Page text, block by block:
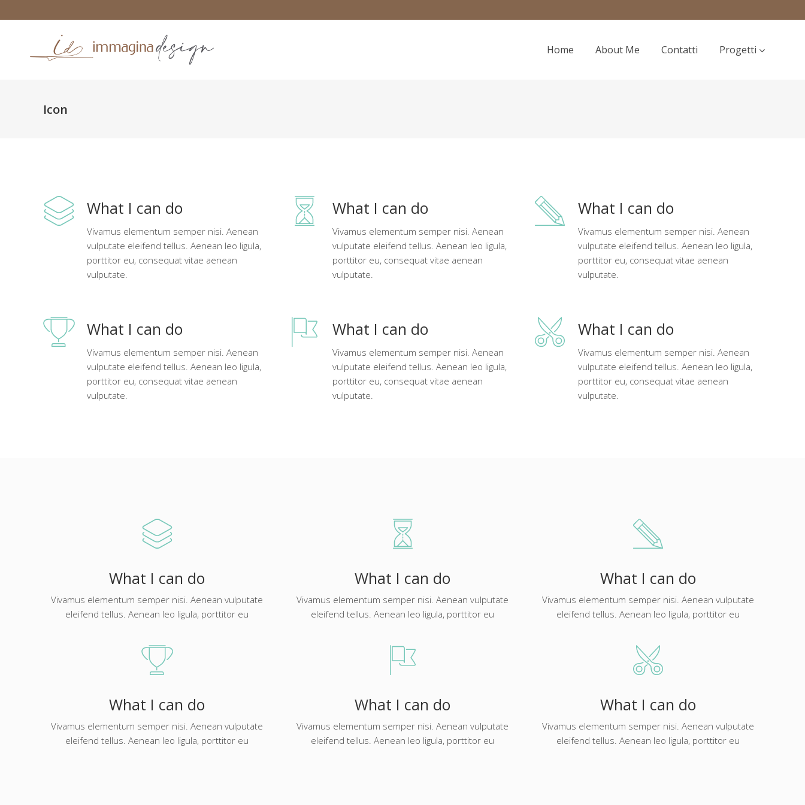
Home About Me Contatti Progetti
Icon
What I can do
Vivamus elementum semper nisi. Aenean
vulputate eleifend tellus. Aenean leo ligula,
porttitor eu, consequat vitae aenean
vulputate.
What I can do
Vivamus elementum semper nisi. Aenean
vulputate eleifend tellus. Aenean leo ligula,
porttitor eu, consequat vitae aenean
vulputate.
What I can do
Vivamus elementum semper nisi. Aenean
vulputate eleifend tellus. Aenean leo ligula,
porttitor eu, consequat vitae aenean
vulputate.
What I can do
Vivamus elementum semper nisi. Aenean
vulputate eleifend tellus. Aenean leo ligula,
porttitor eu, consequat vitae aenean
vulputate.
What I can do
Vivamus elementum semper nisi. Aenean
vulputate eleifend tellus. Aenean leo ligula,
porttitor eu, consequat vitae aenean
vulputate.
What I can do
Vivamus elementum semper nisi. Aenean
vulputate eleifend tellus. Aenean leo ligula,
porttitor eu, consequat vitae aenean
vulputate.
What I can do
Vivamus elementum semper nisi. Aenean vulputate
eleifend tellus. Aenean leo ligula, porttitor eu
What I can do
Vivamus elementum semper nisi. Aenean vulputate
eleifend tellus. Aenean leo ligula, porttitor eu
What I can do
Vivamus elementum semper nisi. Aenean vulputate
eleifend tellus. Aenean leo ligula, porttitor eu
What I can do
Vivamus elementum semper nisi. Aenean vulputate
eleifend tellus. Aenean leo ligula, porttitor eu
What I can do
Vivamus elementum semper nisi. Aenean vulputate
eleifend tellus. Aenean leo ligula, porttitor eu
What I can do
Vivamus elementum semper nisi. Aenean vulputate
eleifend tellus. Aenean leo ligula, porttitor eu